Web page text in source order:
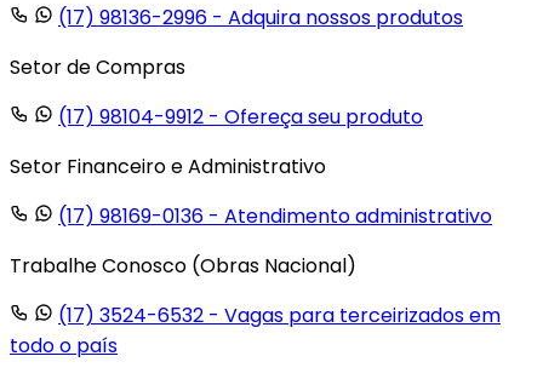
(17) 98136-2996 - Adquira nossos produtos
Setor de Compras
(17) 98104-9912 - Ofereça seu produto
Setor Financeiro e Administrativo
(17) 98169-0136 - Atendimento administrativo
Trabalhe Conosco (Obras Nacional)
(17) 3524-6532 - Vagas para terceirizados em
todo o país